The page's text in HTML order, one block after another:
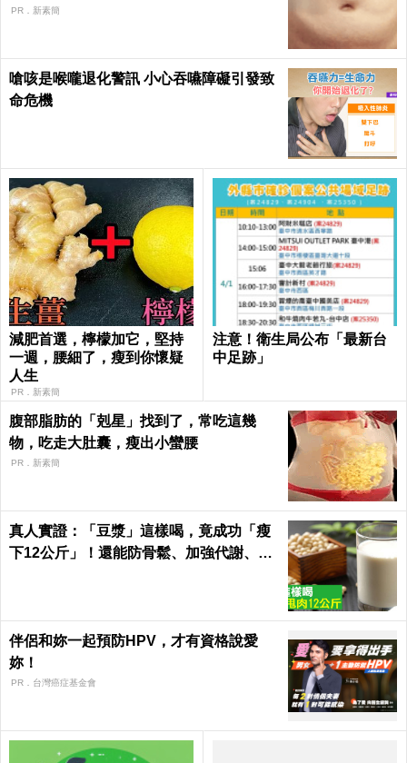
PR．新素簡
嗆咳是喉嚨退化警訊 小心吞嚥障礙引發致
命危機
減肥首選，檸檬加它，堅持
一週，腰細了，瘦到你懷疑
人生
PR．新素簡
注意！衛生局公布「最新台
中足跡」
腹部脂肪的「剋星」找到了，常吃這幾
物，吃走大肚囊，瘦出小蠻腰
PR．新素簡
真人實證：「豆漿」這樣喝，竟成功「瘦
下12公斤」！還能防骨鬆、加強代謝、平
伴侶和妳一起預防HPV，才有資格說愛
妳！
PR．台灣癌症基金會